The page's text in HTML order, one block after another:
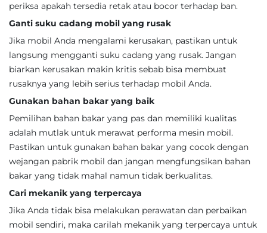
periksa apakah tersedia retak atau bocor terhadap ban.
Ganti suku cadang mobil yang rusak
Jika mobil Anda mengalami kerusakan, pastikan untuk
langsung mengganti suku cadang yang rusak. Jangan
biarkan kerusakan makin kritis sebab bisa membuat
rusaknya yang lebih serius terhadap mobil Anda.
Gunakan bahan bakar yang baik
Pemilihan bahan bakar yang pas dan memiliki kualitas
adalah mutlak untuk merawat performa mesin mobil.
Pastikan untuk gunakan bahan bakar yang cocok dengan
wejangan pabrik mobil dan jangan mengfungsikan bahan
bakar yang tidak mahal namun tidak berkualitas.
Cari mekanik yang terpercaya
Jika Anda tidak bisa melakukan perawatan dan perbaikan
mobil sendiri, maka carilah mekanik yang terpercaya untuk